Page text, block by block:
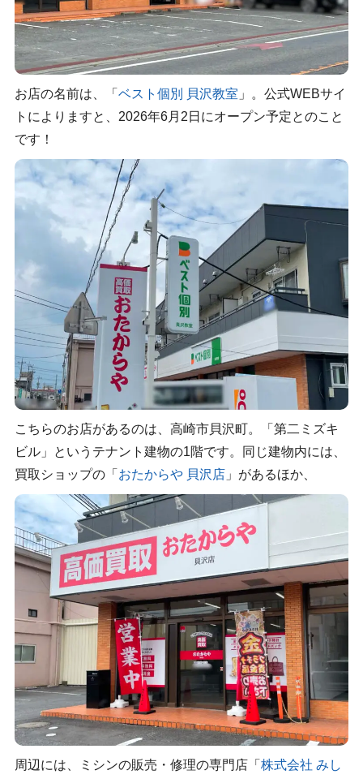
お店の名前は、「 ベスト個別 貝沢教室 」。公式WEBサイ
トによりますと、2026年6月2日にオープン予定とのこと
です！
こちらのお店があるのは、高崎市貝沢町。「第二ミズキ
ビル」というテナント建物の1階です。同じ建物内には、
買取ショップの「 おたからや 貝沢店」があるほか、
周辺には、ミシンの販売・修理の専門店「 株式会社 みし